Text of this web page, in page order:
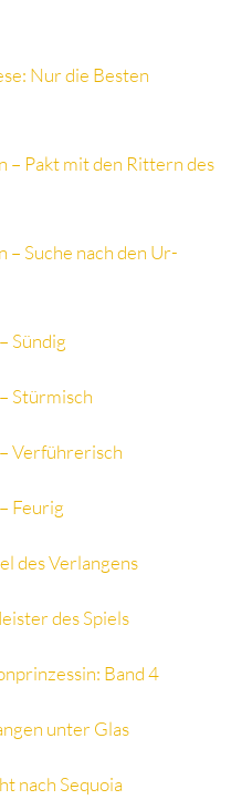
Nur die Besten
– Pakt mit den Rittern des
– Suche nach den Ur-
Sündig
Stürmisch
Verführerisch
Feurig
des Verlangens
des Spiels
Band 4
unter Glas
nach Sequoia